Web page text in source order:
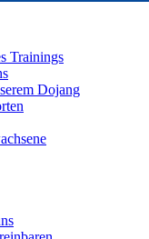
Trainings
Dojang